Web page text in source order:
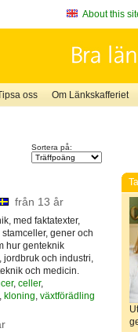
About this
oss Om Länkskafferiet
Sortera på:
från 13 år
med faktatexter,
gener och
hur genteknik
och industri,
och medicin.
, celler,
kloning växtförädling